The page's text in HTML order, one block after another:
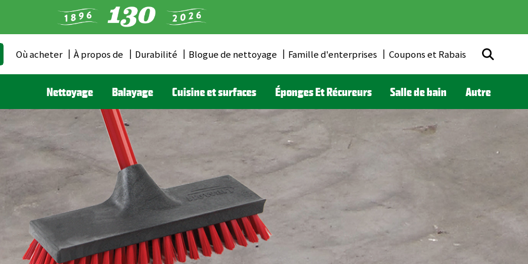
Header
Où acheter À propos de Durabilité Blogue de nettoyage Famille d'enterprises Coupons et Rabais
Nettoyage Balayage Cuisine et surfaces Éponges Et Récureurs Salle de bain Autre